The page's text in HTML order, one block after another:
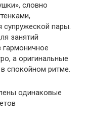
словно
супружеской пары.
занятий
а оригинальные
спокойном ритме.
одинаковые